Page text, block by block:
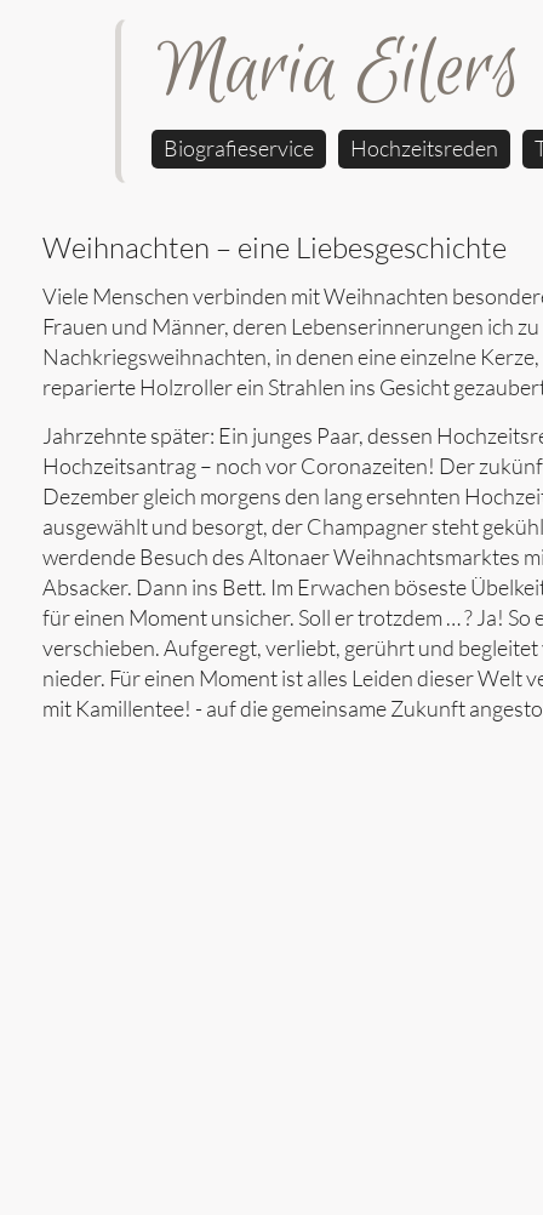
Biografieservice Hochzeitsreden
Weihnachten – eine Liebesgeschichte
Viele Menschen verbinden mit Weihnachten
Frauen und Männer, deren Lebenserinnerungen ich
Nachkriegsweihnachten, in denen eine einzelne
reparierte Holzroller ein Strahlen ins Gesicht
Jahrzehnte später: Ein junges Paar, dessen
Hochzeitsantrag – noch vor Coronazeiten! Der
Dezember gleich morgens den lang ersehnten
ausgewählt und besorgt, der Champagner steht
werdende Besuch des Altonaer Weihnachtsmarktes
Absacker. Dann ins Bett. Im Erwachen böseste
für einen Moment unsicher. Soll er trotzdem … ? Ja!
verschieben. Aufgeregt, verliebt, gerührt und
nieder. Für einen Moment ist alles Leiden dieser Welt
mit Kamillentee! - auf die gemeinsame Zukunft
Maria Eilers